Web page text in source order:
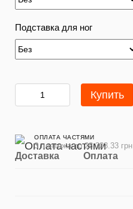
Подставка для ног
Купить
ОПЛАТА ЧАСТЯМИ
3 платежа по 28 333.33 грн
Доставка Оплата